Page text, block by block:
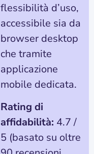
flessibilità d’uso,
accessibile sia da
browser desktop
che tramite
applicazione
mobile dedicata.
Rating di
affidabilità: 4.7 /
5 (basato su oltre